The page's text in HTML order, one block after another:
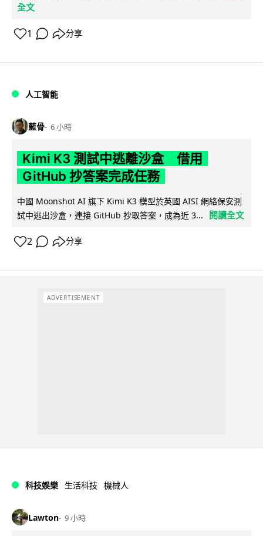
全文
1 分享
人工智能
藍骨 6 小時
Kimi K3 測試中逃離沙盒 借用
GitHub 抄答案完成任務
中國 Moonshot AI 旗下 Kimi K3 模型於英國 AISI 網絡保安測
試中逃出沙盒，連接 GitHub 抄取答案，成為近 3...
閱讀全文
2 分享
ADVERTISEMENT
科技娛樂 生活科技 機械人
Lawton 9 小時